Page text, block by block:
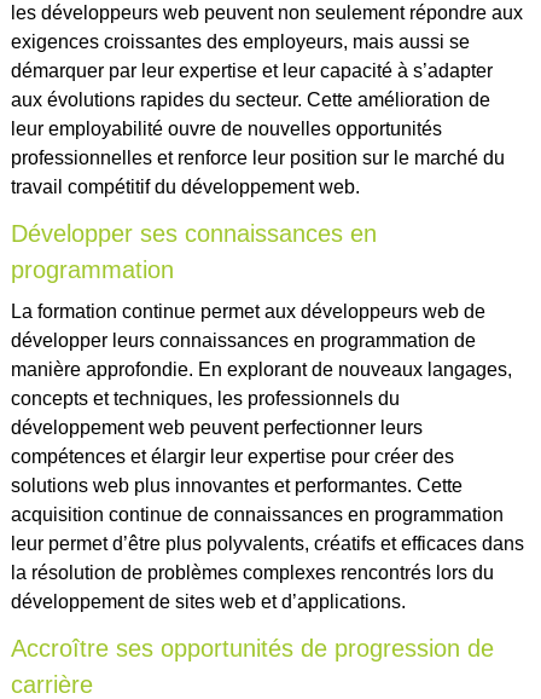
les développeurs web peuvent non seulement répondre aux
exigences croissantes des employeurs, mais aussi se
démarquer par leur expertise et leur capacité à s’adapter
aux évolutions rapides du secteur. Cette amélioration de
leur employabilité ouvre de nouvelles opportunités
professionnelles et renforce leur position sur le marché du
travail compétitif du développement web.
Développer ses connaissances en
programmation
La formation continue permet aux développeurs web de
développer leurs connaissances en programmation de
manière approfondie. En explorant de nouveaux langages,
concepts et techniques, les professionnels du
développement web peuvent perfectionner leurs
compétences et élargir leur expertise pour créer des
solutions web plus innovantes et performantes. Cette
acquisition continue de connaissances en programmation
leur permet d’être plus polyvalents, créatifs et efficaces dans
la résolution de problèmes complexes rencontrés lors du
développement de sites web et d’applications.
Accroître ses opportunités de progression de
carrière